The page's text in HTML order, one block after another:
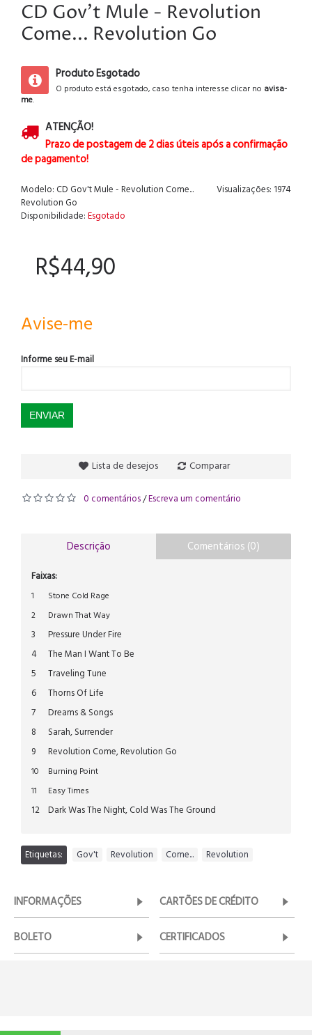
CD Gov't Mule - Revolution
Come... Revolution Go
Produto Esgotado
O produto está esgotado, caso tenha interesse clicar no avisa-
me.
ATENÇÃO!
Prazo de postagem de 2 dias úteis após a confirmação
de pagamento!
Visualizações: 1974
Modelo: CD Gov't Mule - Revolution Come...
Revolution Go
Disponibilidade:Esgotado
R$44,90
Avise-me
Informe seu E-mail
ENVIAR
Lista de desejos Comparar
0 comentários/Escreva um comentário
Descrição Comentários (0)
Faixas:
1
Stone Cold Rage
2
Drawn That Way
3
Pressure Under Fire
4
The Man I Want To Be
5
Traveling Tune
6
Thorns Of Life
7
Dreams & Songs
8
Sarah, Surrender
9
Revolution Come, Revolution Go
10
Burning Point
11
Easy Times
12 Dark Was The Night, Cold Was The Ground
Etiquetas: Gov't Revolution Come... Revolution
INFORMAÇÕES CARTÕES DE CRÉDITO
BOLETO CERTIFICADOS